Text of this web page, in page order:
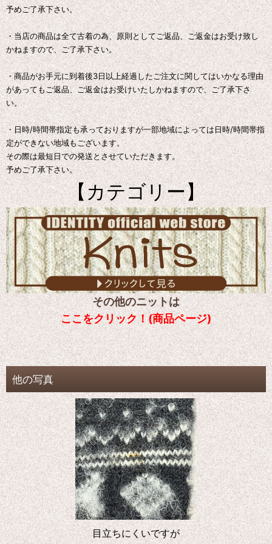
予めご了承下さい。
・当店の商品は全て古着の為、原則としてご返品、ご返金はお受け致し
かねますので、ご了承下さい。
・商品がお手元に到着後3日以上経過したご注文に関してはいかなる理由
があってもご返品、ご返金はお受けいたしかねますので、ご了承下さ
い。
・日時/時間帯指定も承っておりますが一部地域によっては日時/時間帯指
定ができない地域もございます。
その際は最短日での発送とさせていただきます。
予めご了承下さい。
【カテゴリー】
その他のニットは
ここをクリック！(商品ページ)
他の写真
目立ちにくいですが